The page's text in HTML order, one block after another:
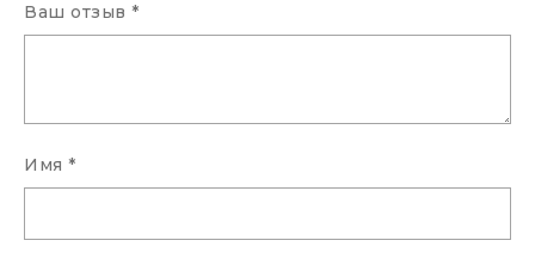
Ваш отзыв *
Имя *